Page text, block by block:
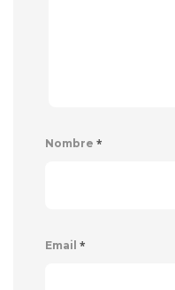
Nombre *
Email *